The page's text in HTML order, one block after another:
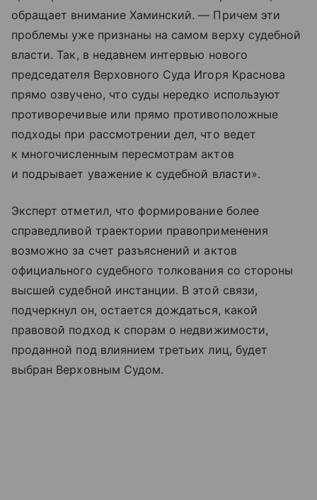
обращает внимание Хаминский. — Причем эти
проблемы уже признаны на самом верху судебной
власти. Так, в недавнем интервью нового
председателя Верховного Суда Игоря Краснова
прямо озвучено, что суды нередко используют
противоречивые или прямо противоположные
подходы при рассмотрении дел, что ведет
к многочисленным пересмотрам актов
и подрывает уважение к судебной власти».
Эксперт отметил, что формирование более
справедливой траектории правоприменения
возможно за счет разъяснений и актов
официального судебного толкования со стороны
высшей судебной инстанции. В этой связи,
подчеркнул он, остается дождаться, какой
правовой подход к спорам о недвижимости,
проданной под влиянием третьих лиц, будет
выбран Верховным Судом.